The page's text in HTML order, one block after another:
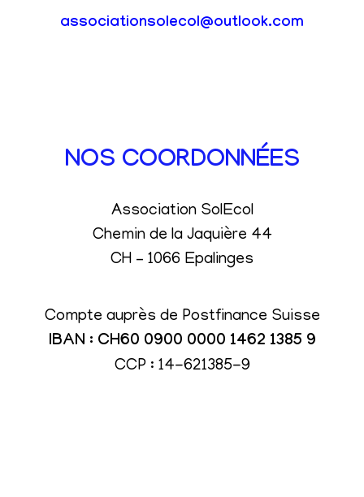
associationsolecol@outlook.com
NOS COORDONNÉES
Association SolEcol
Chemin de la Jaquière 44
CH – 1066 Epalinges
Compte auprès de Postfinance Suisse
IBAN : CH60 0900 0000 1462 1385 9
CCP : 14-621385-9